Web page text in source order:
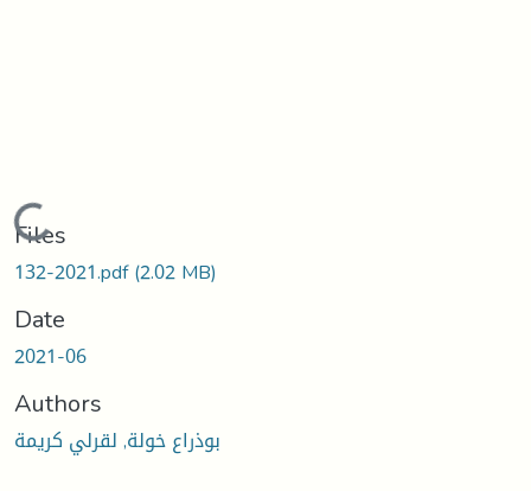
Loading...
Files
132-2021.pdf(2.02 MB)
Date
2021-06
Authors
بوذراع خولة, لقرلي كريمة